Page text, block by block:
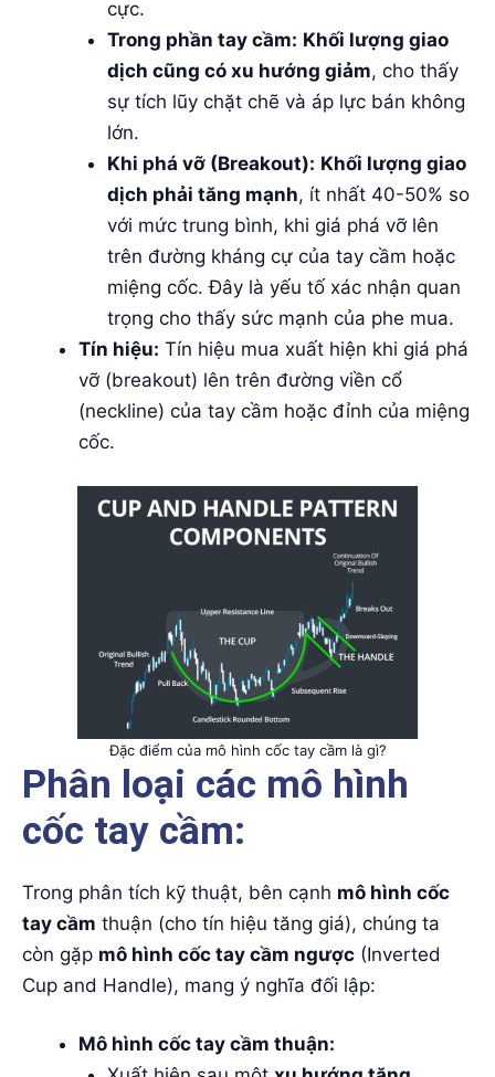
cực.
Trong phần tay cầm: Khối lượng giao
dịch cũng có xu hướng giảm, cho thấy
sự tích lũy chặt chẽ và áp lực bán không
lớn.
Khi phá vỡ (Breakout): Khối lượng giao
dịch phải tăng mạnh, ít nhất 40-50% so
với mức trung bình, khi giá phá vỡ lên
trên đường kháng cự của tay cầm hoặc
miệng cốc. Đây là yếu tố xác nhận quan
trọng cho thấy sức mạnh của phe mua.
Tín hiệu: Tín hiệu mua xuất hiện khi giá phá
vỡ (breakout) lên trên đường viền cổ
(neckline) của tay cầm hoặc đỉnh của miệng
cốc.
Đặc điểm của mô hình cốc tay cầm là gì?
Phân loại các mô hình
cốc tay cầm:
Trong phân tích kỹ thuật, bên cạnh mô hình cốc
tay cầm thuận (cho tín hiệu tăng giá), chúng ta
còn gặp mô hình cốc tay cầm ngược (Inverted
Cup and Handle), mang ý nghĩa đối lập:
Mô hình cốc tay cầm thuận: